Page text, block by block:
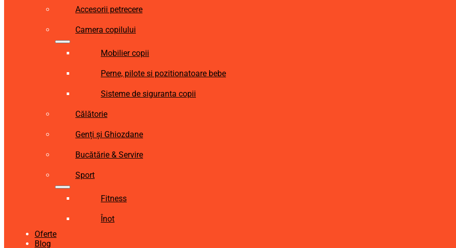
Accesorii petrecere
Camera copilului
Mobilier copii
Perne, pilote si pozitionatoare bebe
Sisteme de siguranta copii
Călătorie
Genți și Ghiozdane
Bucătărie & Servire
Sport
Fitness
Înot
Oferte
Blog